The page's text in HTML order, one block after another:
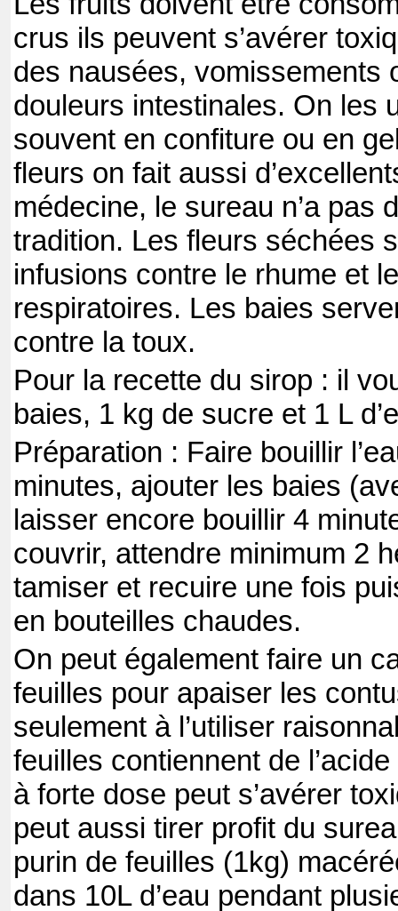
crus ils peuvent s’avérer
des nausées, vomissements
douleurs intestinales. On les
souvent en confiture ou en
fleurs on fait aussi
médecine, le sureau n’a pas
tradition. Les fleurs séchées
infusions contre le rhume et
respiratoires. Les baies
contre la toux.
Pour la recette du sirop : il
baies, 1 kg de sucre et 1 L
Préparation : Faire bouillir
minutes, ajouter les baies
laisser encore bouillir 4
couvrir, attendre minimum 2
tamiser et recuire une fois
en bouteilles chaudes.
On peut également faire un
feuilles pour apaiser les
seulement à l’utiliser
feuilles contiennent de
à forte dose peut s’avérer
peut aussi tirer profit du
purin de feuilles (1kg)
dans 10L d’eau pendant